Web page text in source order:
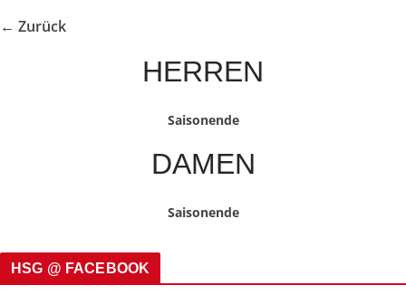
← Zurück
HERREN
Saisonende
DAMEN
Saisonende
HSG @ FACEBOOK